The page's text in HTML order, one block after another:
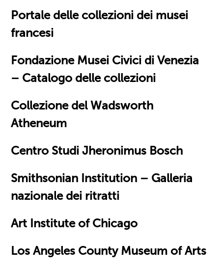
Portale delle collezioni dei musei
francesi
Fondazione Musei Civici di Venezia
– Catalogo delle collezioni
Collezione del Wadsworth
Atheneum
Centro Studi Jheronimus Bosch
Smithsonian Institution – Galleria
nazionale dei ritratti
Art Institute of Chicago
Los Angeles County Museum of Arts